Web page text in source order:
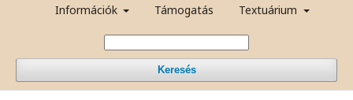
Információk Támogatás Textuárium
Keresés